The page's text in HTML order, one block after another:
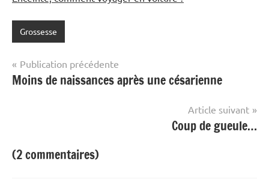
Grossesse
Navigation
de
Publication précédente
Moins de naissances après une césarienne
Article suivant
Coup de gueule…
(2 commentaires)